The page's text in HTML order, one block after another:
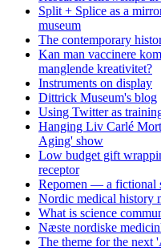
Split + Splice as a
museum
The contemporary
Kan man vaccinere
manglende kreativitet?
Instruments on display
Dittrick Museum's blog
Using Twitter as
Hanging Liv Carlé
Aging' show
Low budget gift
receptor
Repomen — a fictional
Nordic medical history
What is science
Næste nordiske
The theme for the next